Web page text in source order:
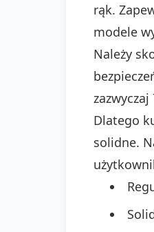
rąk.
modele
Należy
Dlatego
solidne.